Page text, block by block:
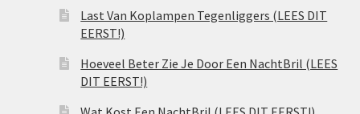
Last Van Koplampen Tegenliggers (LEES DIT
EERST!)
Hoeveel Beter Zie Je Door Een NachtBril (LEES
DIT EERST!)